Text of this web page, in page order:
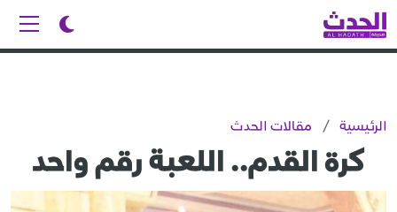
الرئيسية / مقالات الحدث
كرة القدم.. اللعبة رقم واحد